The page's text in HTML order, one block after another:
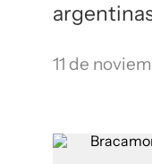
11 de